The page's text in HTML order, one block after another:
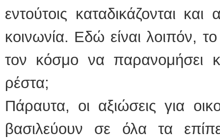
εντούτοις καταδικάζονται
κοινωνία. Εδώ είναι λοιπόν,
τον κόσμο να παρανομήσει
ρέστα;
Πάραυτα, οι αξιώσεις για
βασιλεύουν σε όλα τα